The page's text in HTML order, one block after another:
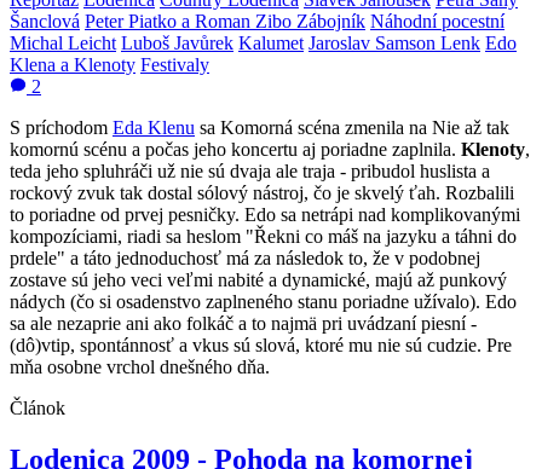
Šanclová Peter Piatko a Roman Zibo Zábojník Náhodní pocestní
Michal Leicht Luboš Javůrek Kalumet Jaroslav Samson Lenk Edo
Klena a Klenoty Festivaly
2
S príchodom Eda Klenu sa Komorná scéna zmenila na Nie až tak
komornú scénu a počas jeho koncertu aj poriadne zaplnila. Klenoty,
teda jeho spluhráči už nie sú dvaja ale traja - pribudol huslista a
rockový zvuk tak dostal sólový nástroj, čo je skvelý ťah. Rozbalili
to poriadne od prvej pesničky. Edo sa netrápi nad komplikovanými
kompozíciami, riadi sa heslom "Řekni co máš na jazyku a táhni do
prdele" a táto jednoduchosť má za následok to, že v podobnej
zostave sú jeho veci veľmi nabité a dynamické, majú až punkový
nádych (čo si osadenstvo zaplneného stanu poriadne užívalo). Edo
sa ale nezaprie ani ako folkáč a to najmä pri uvádzaní piesní -
(dô)vtip, spontánnosť a vkus sú slová, ktoré mu nie sú cudzie. Pre
mňa osobne vrchol dnešného dňa.
Článok
Lodenica 2009 - Pohoda na komornej